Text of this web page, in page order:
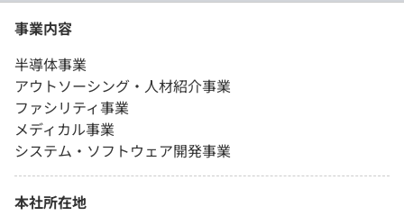
事業内容
半導体事業
アウトソーシング・人材紹介事業
ファシリティ事業
メディカル事業
システム・ソフトウェア開発事業
本社所在地